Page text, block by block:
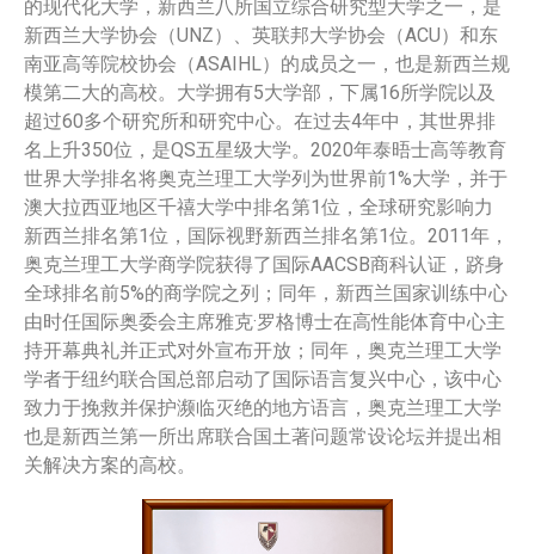
的现代化大学，新西兰八所国立综合研究型大学之一，是
新西兰大学协会（UNZ）、英联邦大学协会（ACU）和东
南亚高等院校协会（ASAIHL）的成员之一，也是新西兰规
模第二大的高校。大学拥有5大学部，下属16所学院以及
超过60多个研究所和研究中心。在过去4年中，其世界排
名上升350位，是QS五星级大学。2020年泰晤士高等教育
世界大学排名将奥克兰理工大学列为世界前1%大学，并于
澳大拉西亚地区千禧大学中排名第1位，全球研究影响力
新西兰排名第1位，国际视野新西兰排名第1位。2011年，
奥克兰理工大学商学院获得了国际AACSB商科认证，跻身
全球排名前5%的商学院之列；同年，新西兰国家训练中心
由时任国际奥委会主席雅克·罗格博士在高性能体育中心主
持开幕典礼并正式对外宣布开放；同年，奥克兰理工大学
学者于纽约联合国总部启动了国际语言复兴中心，该中心
致力于挽救并保护濒临灭绝的地方语言，奥克兰理工大学
也是新西兰第一所出席联合国土著问题常设论坛并提出相
关解决方案的高校。